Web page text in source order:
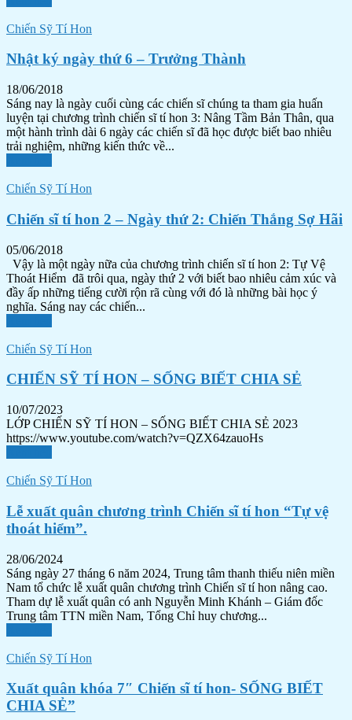
Chiến Sỹ Tí Hon
Nhật ký ngày thứ 6 – Trưởng Thành
18/06/2018
Sáng nay là ngày cuối cùng các chiến sĩ chúng ta tham gia huấn
luyện tại chương trình chiến sĩ tí hon 3: Nâng Tầm Bản Thân, qua
một hành trình dài 6 ngày các chiến sĩ đã học được biết bao nhiêu
trải nghiệm, những kiến thức về...
Chiến Sỹ Tí Hon
Chiến sĩ tí hon 2 – Ngày thứ 2: Chiến Thắng Sợ Hãi
05/06/2018
Vậy là một ngày nữa của chương trình chiến sĩ tí hon 2: Tự Vệ
Thoát Hiểm đã trôi qua, ngày thứ 2 với biết bao nhiêu cảm xúc và
đầy ấp những tiếng cười rộn rã cùng với đó là những bài học ý
nghĩa. Sáng nay các chiến...
Chiến Sỹ Tí Hon
CHIẾN SỸ TÍ HON – SỐNG BIẾT CHIA SẺ
10/07/2023
LỚP CHIẾN SỸ TÍ HON – SỐNG BIẾT CHIA SẺ 2023
https://www.youtube.com/watch?v=QZX64zauoHs
Chiến Sỹ Tí Hon
Lễ xuất quân chương trình Chiến sĩ tí hon “Tự vệ
thoát hiểm”.
28/06/2024
Sáng ngày 27 tháng 6 năm 2024, Trung tâm thanh thiếu niên miền
Nam tổ chức lễ xuất quân chương trình Chiến sĩ tí hon nâng cao.
Tham dự lễ xuất quân có anh Nguyễn Minh Khánh – Giám đốc
Trung tâm TTN miền Nam, Tổng Chỉ huy chương...
Chiến Sỹ Tí Hon
Xuất quân khóa 7″ Chiến sĩ tí hon- SỐNG BIẾT
CHIA SẺ”